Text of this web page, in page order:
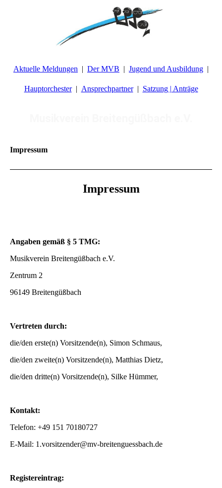
Aktuelle Meldungen Der MVB Jugend und Ausbildung
Hauptorchester Ansprechpartner Satzung | Anträge
Impressum
Impressum
Angaben gemäß § 5 TMG:
Musikverein Breitengüßbach e.V.
Zentrum 2
96149 Breitengüßbach
Vertreten durch:
die/den erste(n) Vorsitzende(n), Simon Schmaus,
die/den zweite(n) Vorsitzende(n), Matthias Dietz,
die/den dritte(n) Vorsitzende(n), Silke Hümmer,
Kontakt:
Telefon: +49 151 70180727
E-Mail: 1.vorsitzender@mv-breitenguessbach.de
Registereintrag: